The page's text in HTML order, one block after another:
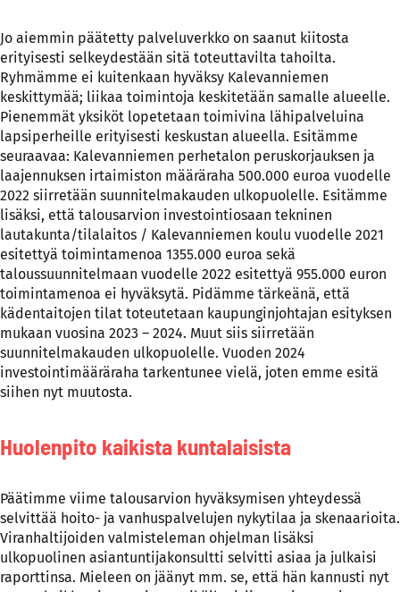
Jo aiemmin päätetty palveluverkko on saanut kiitosta
erityisesti selkeydestään sitä toteuttavilta tahoilta.
Ryhmämme ei kuitenkaan hyväksy Kalevanniemen
keskittymää; liikaa toimintoja keskitetään samalle alueelle.
Pienemmät yksiköt lopetetaan toimivina lähipalveluina
lapsiperheille erityisesti keskustan alueella. Esitämme
seuraavaa: Kalevanniemen perhetalon peruskorjauksen ja
laajennuksen irtaimiston määräraha 500.000 euroa vuodelle
2022 siirretään suunnitelmakauden ulkopuolelle. Esitämme
lisäksi, että talousarvion investointiosaan tekninen
lautakunta/tilalaitos / Kalevanniemen koulu vuodelle 2021
esitettyä toimintamenoa 1355.000 euroa sekä
taloussuunnitelmaan vuodelle 2022 esitettyä 955.000 euron
toimintamenoa ei hyväksytä. Pidämme tärkeänä, että
kädentaitojen tilat toteutetaan kaupunginjohtajan esityksen
mukaan vuosina 2023 – 2024. Muut siis siirretään
suunnitelmakauden ulkopuolelle. Vuoden 2024
investointimääräraha tarkentunee vielä, joten emme esitä
siihen nyt muutosta.
Huolenpito kaikista kuntalaisista
Päätimme viime talousarvion hyväksymisen yhteydessä
selvittää hoito- ja vanhuspalvelujen nykytilaa ja skenaarioita.
Viranhaltijoiden valmisteleman ohjelman lisäksi
ulkopuolinen asiantuntijakonsultti selvitti asiaa ja julkaisi
raporttinsa. Mieleen on jäänyt mm. se, että hän kannusti nyt